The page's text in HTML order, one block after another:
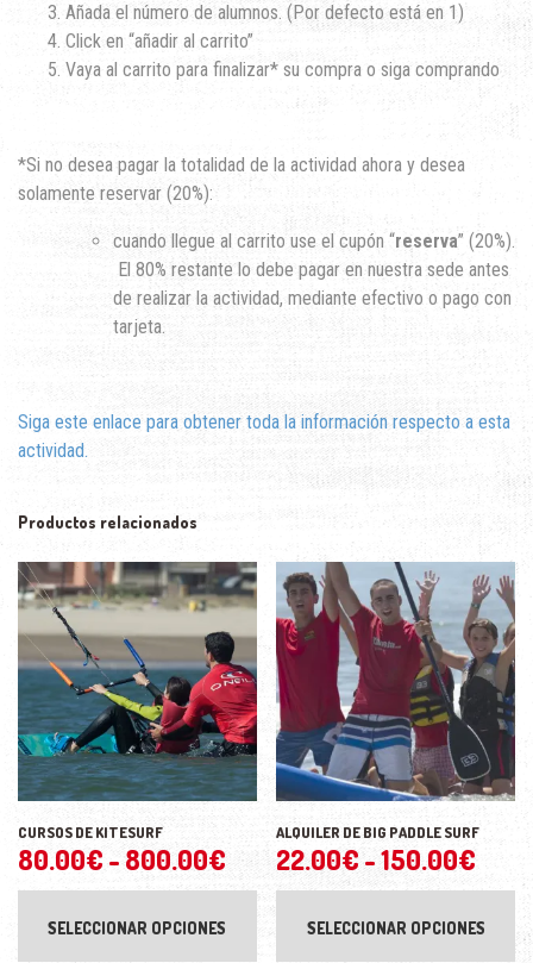
Añada el número de alumnos. (Por defecto está en 1)
Click en “añadir al carrito”
Vaya al carrito para finalizar* su compra o siga comprando
*Si no desea pagar la totalidad de la actividad ahora y desea
solamente reservar (20%):
cuando llegue al carrito use el cupón “reserva” (20%).
El 80% restante lo debe pagar en nuestra sede antes
de realizar la actividad, mediante efectivo o pago con
tarjeta.
Siga este enlace para obtener toda la información respecto a esta
actividad.
Productos relacionados
CURSOS DE KITESURF
80.00€ - 800.00€ Rango
de
precios:
SELECCIONAR OPCIONES
Este
ALQUILER DE BIG PADDLE SURF
22.00€-150.00€
de
SELECCIONAR OPCIONES